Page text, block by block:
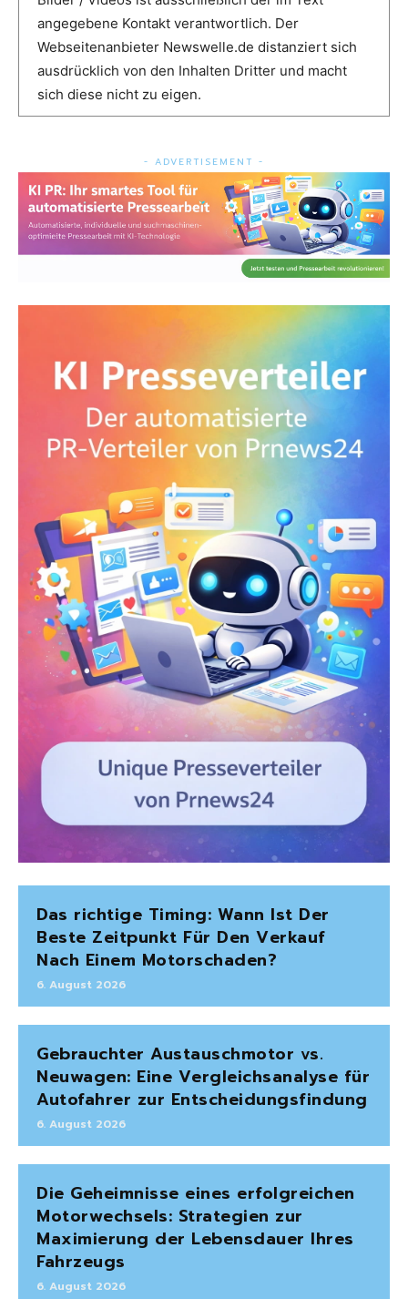
angegebene Kontakt verantwortlich. Der
Webseitenanbieter Newswelle.de distanziert sich
ausdrücklich von den Inhalten Dritter und macht
sich diese nicht zu eigen.
- ADVERTISEMENT -
Das richtige Timing: Wann Ist Der
Beste Zeitpunkt Für Den Verkauf
Nach Einem Motorschaden?
6. August 2026
Gebrauchter Austauschmotor vs.
Neuwagen: Eine Vergleichsanalyse für
Autofahrer zur Entscheidungsfindung
6. August 2026
Die Geheimnisse eines erfolgreichen
Motorwechsels: Strategien zur
Maximierung der Lebensdauer Ihres
Fahrzeugs
6. August 2026